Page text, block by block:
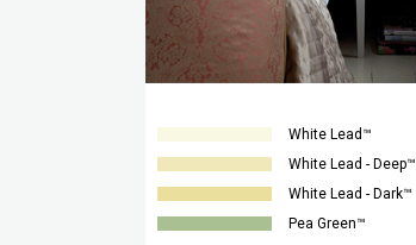
White Lead™
White Lead - Deep™
White Lead - Dark™
Pea Green™